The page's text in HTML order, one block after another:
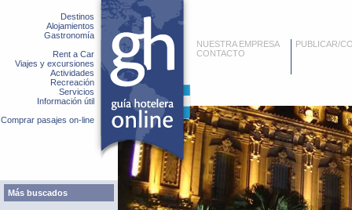
Destinos
Alojamientos
Gastronomía
Rent a Car
Viajes y excursiones
Actividades
Recreación
Servicios
Información útil
Comprar pasajes on-line
Más buscados
NUESTRA EMPRESA
CONTACTO
PUBLICAR/